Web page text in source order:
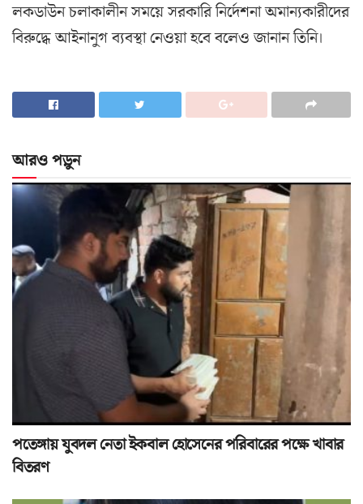
লকডাউন চলাকালীন সময়ে সরকারি নির্দেশনা অমান্যকারীদের
বিরুদ্ধে আইনানুগ ব্যবস্থা নেওয়া হবে বলেও জানান তিনি।
আরও পড়ুন
পতেঙ্গায় যুবদল নেতা ইকবাল হোসেনের পরিবারের পক্ষে খাবার
বিতরণ